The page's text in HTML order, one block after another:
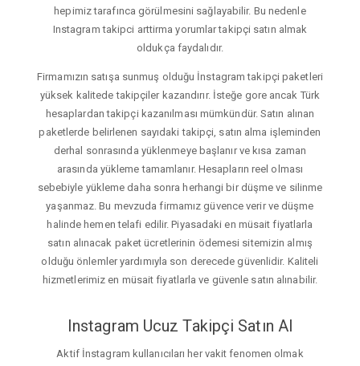
hepimiz tarafınca görülmesini sağlayabilir. Bu nedenle
Instagram takipci arttirma yorumlar takipçi satın almak
oldukça faydalıdır.
Firmamızın satışa sunmuş olduğu İnstagram takipçi paketleri
yüksek kalitede takipçiler kazandırır. İsteğe gore ancak Türk
hesaplardan takipçi kazanılması mümkündür. Satın alınan
paketlerde belirlenen sayıdaki takipçi, satın alma işleminden
derhal sonrasında yüklenmeye başlanır ve kısa zaman
arasında yükleme tamamlanır. Hesapların reel olması
sebebiyle yükleme daha sonra herhangi bir düşme ve silinme
yaşanmaz. Bu mevzuda firmamız güvence verir ve düşme
halinde hemen telafi edilir. Piyasadaki en müsait fiyatlarla
satın alınacak paket ücretlerinin ödemesi sitemizin almış
olduğu önlemler yardımıyla son derecede güvenlidir. Kaliteli
hizmetlerimiz en müsait fiyatlarla ve güvenle satın alınabilir.
Instagram Ucuz Takipçi Satın Al
Aktif İnstagram kullanıcıları her vakit fenomen olmak